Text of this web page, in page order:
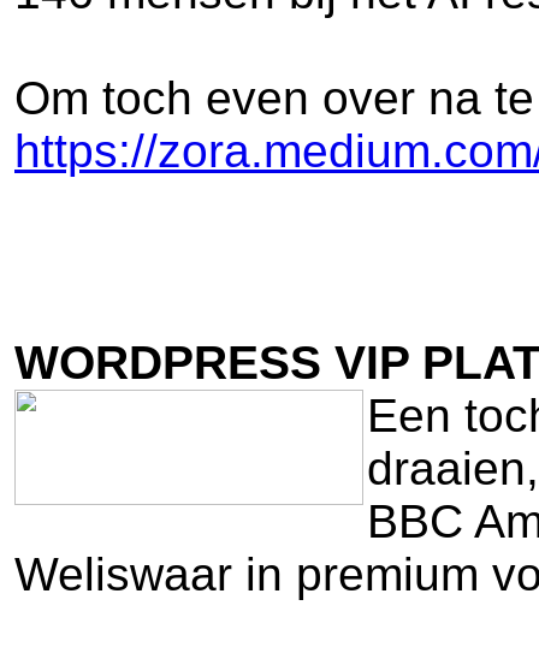
Om toch even over na
https://
WORDPRESS VIP
Een
BBC
Weliswaar in premium